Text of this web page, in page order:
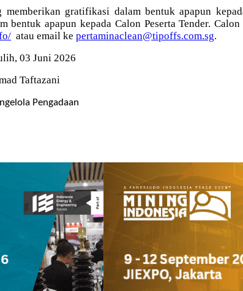
gratifikasi dalam bentuk apapun
apapun kepada Calon Peserta Tender.
atau email ke pertaminaclean@tipoffs.com.sg.
03 Juni 2026
Taftazani
Pengadaan